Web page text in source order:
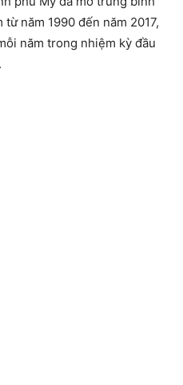
năm 1990 đến năm 2017,
năm trong nhiệm kỳ đầu